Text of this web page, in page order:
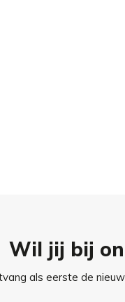
Wil jij bij
als eerste de